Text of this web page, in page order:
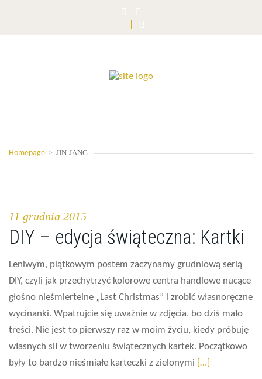
Homepage > JIN-JANG
11 grudnia 2015
DIY – edycja świąteczna: Kartki
Leniwym, piątkowym postem zaczynamy grudniową serią
DIY, czyli jak przechytrzyć kolorowe centra handlowe nucące
głośno nieśmiertelne „Last Christmas” i zrobić własnoręczne
wycinanki. Wpatrujcie się uważnie w zdjęcia, bo dziś mało
treści. Nie jest to pierwszy raz w moim życiu, kiedy próbuję
własnych sił w tworzeniu świątecznych kartek. Początkowo
były to bardzo nieśmiałe karteczki z zielonymi […]